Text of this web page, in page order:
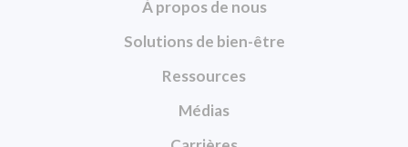
À propos de nous
Solutions de bien-être
Ressources
Médias